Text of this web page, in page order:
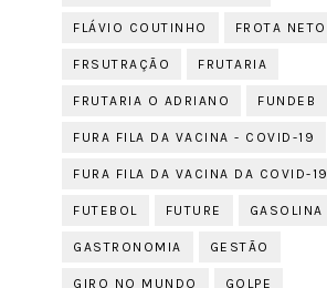
FLÁVIO COUTINHO FROTA NETO
FRSUTRAÇÃO FRUTARIA
FRUTARIA O ADRIANO FUNDEB
FURA FILA DA VACINA - COVID-19
FURA FILA DA VACINA DA COVID-19
FUTEBOL FUTURE GASOLINA
GASTRONOMIA GESTÃO
GIRO NO MUNDO GOLPE